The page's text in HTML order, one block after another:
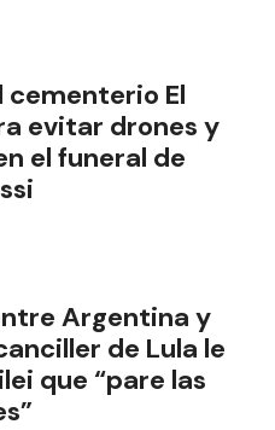
cementerio El
evitar drones y
el funeral de
Argentina y
de Lula le
que “pare las